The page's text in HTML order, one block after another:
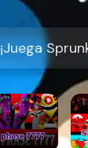
¡Juega